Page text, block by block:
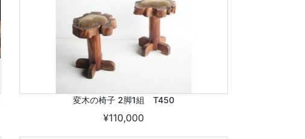
変木の椅子 2脚1組 T450
¥110,000